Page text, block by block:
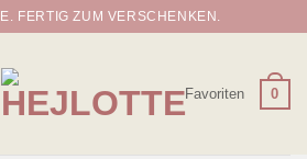
FERTIG ZUM VERSCHENKEN.
Favoriten 0